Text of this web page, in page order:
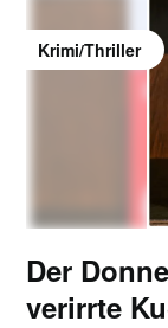
Krimi/Thriller
Der
verirrte